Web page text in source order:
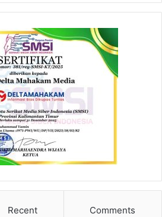
Recent Comments